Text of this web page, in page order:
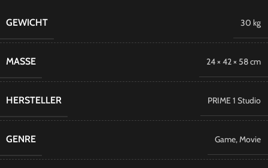
GEWICHT 30 kg
MASSE 24 × 42 × 58 cm
HERSTELLER PRIME 1 Studio
GENRE Game,Movie